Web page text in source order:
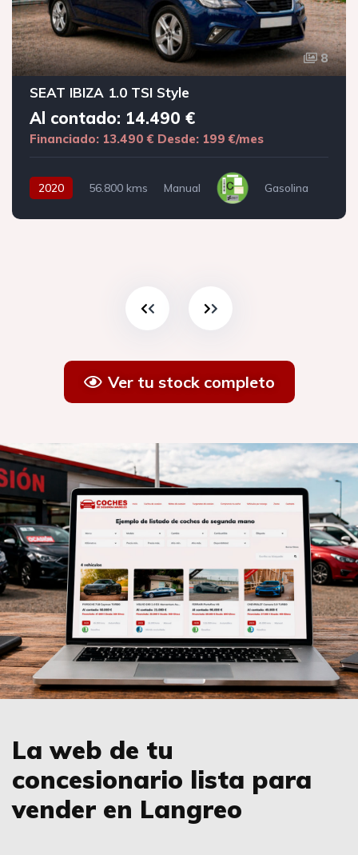
8
SEAT IBIZA 1.0 TSI Style
Al contado: 14.490 €
Financiado: 13.490 € Desde: 199 €/mes
2020 56.800 kms Manual Gasolina
Ver tu stock completo
La web de tu
concesionario lista para
vender en Langreo